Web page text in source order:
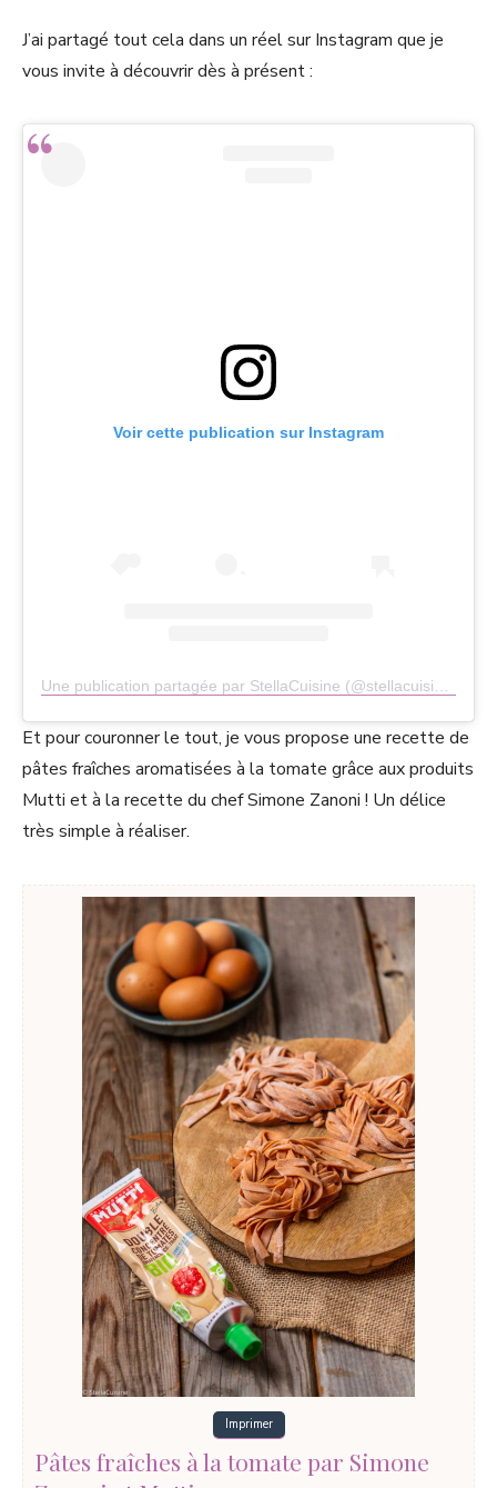
J’ai partagé tout cela dans un réel sur Instagram que je
vous invite à découvrir dès à présent :
Voir cette publication sur Instagram
Et pour couronner le tout, je vous propose une recette de
pâtes fraîches aromatisées à la tomate grâce aux produits
Mutti et à la recette du chef Simone Zanoni ! Un délice
très simple à réaliser.
Imprimer
Pâtes fraîches à la tomate par Simone